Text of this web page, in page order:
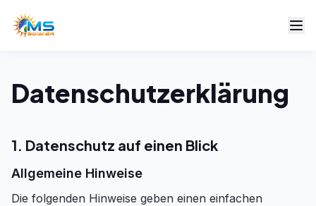
Datenschutzerklärung
1. Datenschutz auf einen Blick
Allgemeine Hinweise
Die folgenden Hinweise geben einen einfachen